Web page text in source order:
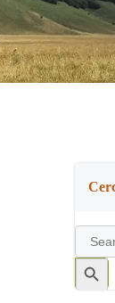
Search
for:
Search
Button